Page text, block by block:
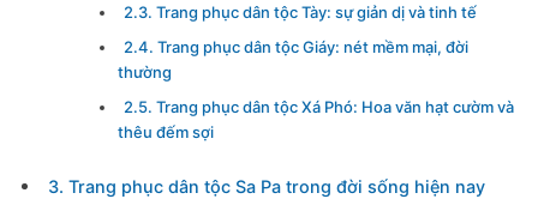
2.3. Trang phục dân tộc Tày: sự giản dị và tinh tế
2.4. Trang phục dân tộc Giáy: nét mềm mại, đời
thường
2.5. Trang phục dân tộc Xá Phó: Hoa văn hạt cườm và
thêu đếm sợi
3. Trang phục dân tộc Sa Pa trong đời sống hiện nay